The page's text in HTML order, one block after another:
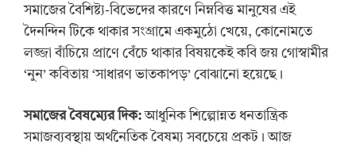
সমাজের বৈশিষ্ট্য-বিভেদের কারণে নিম্নবিত্ত মানুষের এই
দৈনন্দিন টিকে থাকার সংগ্রামে একমুঠো খেয়ে, কোনোমতে
লজ্জা বাঁচিয়ে প্রাণে বেঁচে থাকার বিষয়কেই কবি জয় গোস্বামীর
‘নুন’ কবিতায় ‘সাধারণ ভাতকাপড়’ বোঝানো হয়েছে।
সমাজের বৈষম্যের দিক:আধুনিক শিল্পোন্নত ধনতান্ত্রিক
সমাজব্যবস্থায় অর্থনৈতিক বৈষম্য সবচেয়ে প্রকট। আজ